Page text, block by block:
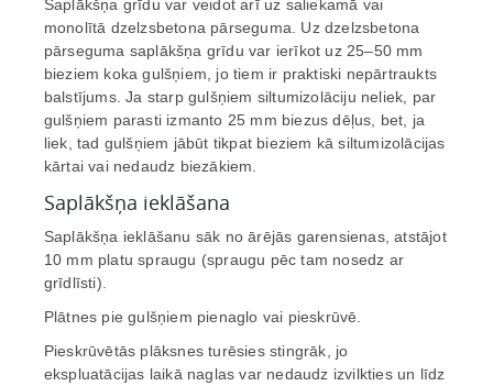
Saplākšņa grīdu var veidot arī uz saliekamā vai
monolītā dzelzsbetona pārseguma. Uz dzelzsbetona
pārseguma saplākšņa grīdu var ierīkot uz 25–50 mm
bieziem koka gulšņiem, jo tiem ir praktiski nepārtraukts
balstījums. Ja starp gulšņiem siltumizolāciju neliek, par
gulšņiem parasti izmanto 25 mm biezus dēļus, bet, ja
liek, tad gulšņiem jābūt tikpat bieziem kā siltumizolācijas
kārtai vai nedaudz biezākiem.
Saplākšņa ieklāšana
Saplākšņa ieklāšanu sāk no ārējās garensienas, atstājot
10 mm platu spraugu (spraugu pēc tam nosedz ar
grīdlīsti).
Plātnes pie gulšņiem pienaglo vai pieskrūvē.
Pieskrūvētās plāksnes turēsies stingrāk, jo
ekspluatācijas laikā naglas var nedaudz izvilkties un līdz